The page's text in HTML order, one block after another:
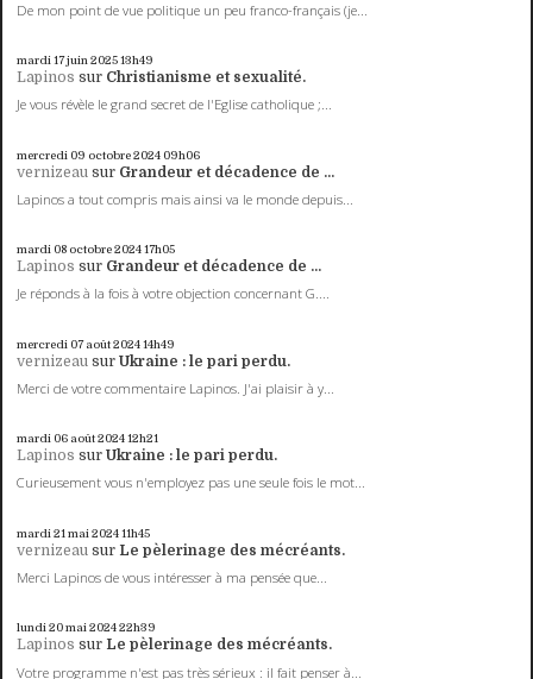
De mon point de vue politique un peu franco-français (je...
mardi 17juin 202513h49
Lapinos sur Christianisme et sexualité.
Je vous révèle le grand secret de l'Eglise catholique ;...
mercredi 09 octobre 2024 09h06
vernizeau sur Grandeur et décadence de ...
Lapinos a tout compris mais ainsi va le monde depuis...
mardi 08 octobre 202417h05
Lapinos sur Grandeur et décadence de ...
Je réponds à la fois à votre objection concernant G....
mercredi 07 août 202414h49
vernizeau surUkraine : le pari perdu.
Merci de votre commentaire Lapinos. J'ai plaisir à y...
mardi 06 août 202412h21
Lapinos surUkraine : le pari perdu.
Curieusement vous n'employez pas une seule fois le mot...
mardi 21 mai 202411h45
vernizeau sur Le pèlerinage des mécréants.
Merci Lapinos de vous intéresser à ma pensée que...
lundi 20mai 202422h39
Lapinos sur Le pèlerinage des mécréants.
Votre programme n'est pas très sérieux : il fait penser à...